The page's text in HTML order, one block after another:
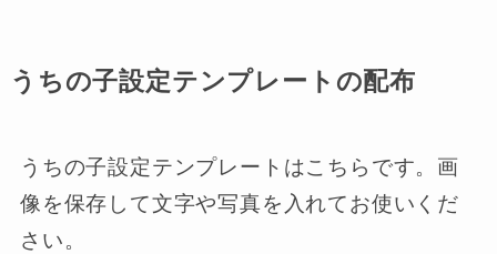
うちの子設定テンプレートの配布
うちの子設定テンプレートはこちらです。画
像を保存して文字や写真を入れてお使いくだ
さい。